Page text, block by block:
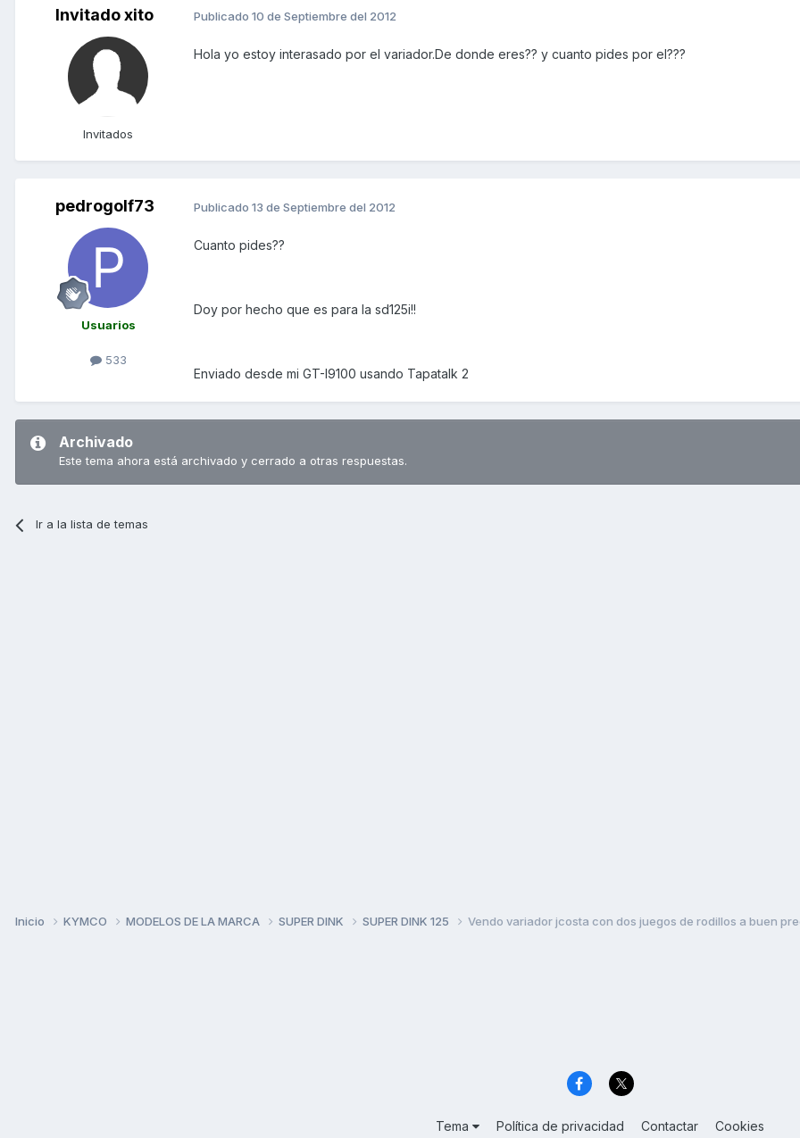
Invitado xito
Invitados
Publicado 10 de Septiembre del 2012
Hola yo estoy interasado por el variador.De donde eres?? y cuanto pides por el???
pedrogolf73
Usuarios
533
Publicado 13 de Septiembre del 2012
Cuanto pides??
Doy por hecho que es para la sd125i!!
Enviado desde mi GT-I9100 usando Tapatalk 2
Archivado
Este tema ahora está archivado y cerrado a otras respuestas.
Ir a la lista de temas
Inicio KYMCO MODELOS DE LA MARCA SUPER DINK SUPER DINK 125 Vendo variador jcosta con dos juegos de rodillos a buen
Tema Política de privacidad Contactar Cookies